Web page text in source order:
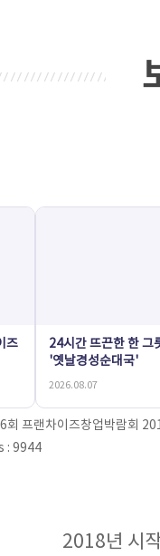
즈
24시간 뜨끈한 한
'옛날경성순대국'
2026.08.07
회 프랜차이즈창업박람회
: 9944
2018년 시